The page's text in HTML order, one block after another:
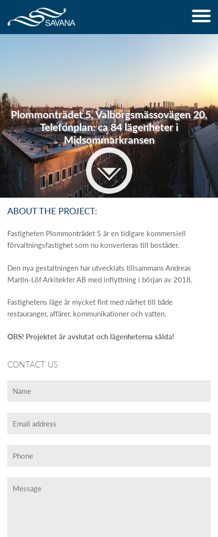
Plommonträdet 5, Valborgsmässovägen 20,
Telefonplan: ca 84 lägenheter i
Midsommarkransen
ABOUT THE PROJECT:
Fastigheten Plommonträdet 5 är en tidigare kommersiell
förvaltningsfastighet som nu konverteras till bostäder.
Den nya gestaltningen har utvecklats tillsammans Andreas
Martin-Löf Arkitekter AB med inflyttning i början av 2018.
Fastighetens läge är mycket fint med närhet till både
restauranger, affärer, kommunikationer och vatten.
OBS! Projektet är avslutat och lägenheterna sålda!
CONTACT US